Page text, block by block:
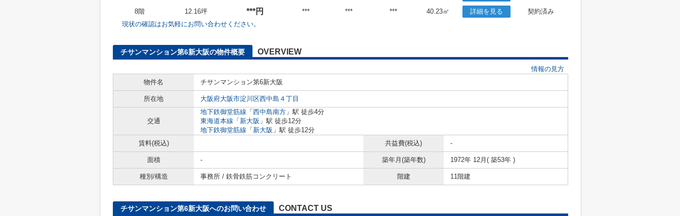
8階 12.16坪 ***円 *** *** *** 40.23㎡ 詳細を見る
契約済み
現状の確認はお気軽にお問い合わせください。
チサンマンション第6新大阪の物件概要 OVERVIEW
情報の見方
物件名
チサンマンション第6新大阪
所在地 大阪府大阪市淀川区西中島４丁目
交通
地下鉄御堂筋線 「 西中島南方 」駅 徒歩4分
東海道本線 「 新大阪 」駅 徒歩12分
地下鉄御堂筋線 「 新大阪 」駅 徒歩12分
賃料(税込)
共益費(税込) -
面積 - 築年月(築年数) 1972年 12月( 築53年 )
種別/構造 事務所 / 鉄骨鉄筋コンクリート 階建 11階建
チサンマンション第6新大阪へのお問い合わせ CONTACT US